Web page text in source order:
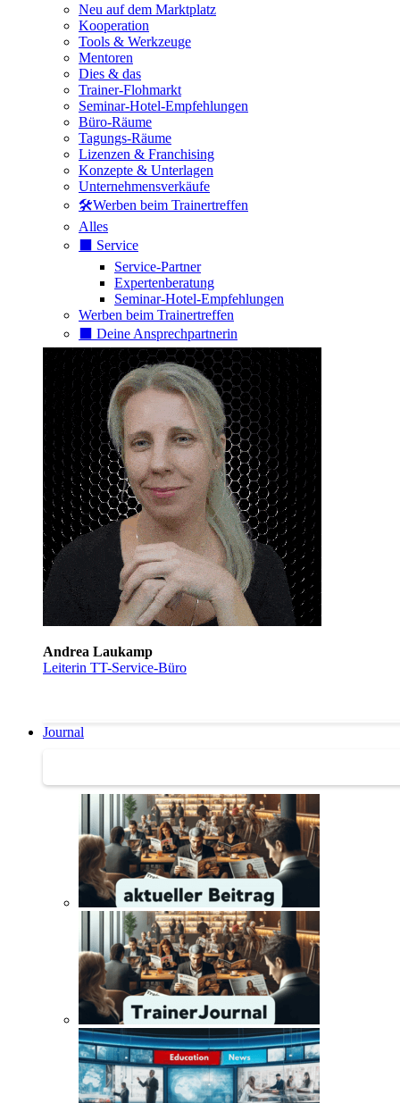
Neu auf dem Marktplatz
Kooperation
Tools & Werkzeuge
Mentoren
Dies & das
Trainer-Flohmarkt
Seminar-Hotel-Empfehlungen
Büro-Räume
Tagungs-Räume
Lizenzen & Franchising
Konzepte & Unterlagen
Unternehmensverkäufe
🛠️Werben beim Trainertreffen
Alles
⬛️ Service
Service-Partner
Expertenberatung
Seminar-Hotel-Empfehlungen
Werben beim Trainertreffen
⬛️ Deine Ansprechpartnerin
Andrea Laukamp
Leiterin TT-Service-Büro
Journal